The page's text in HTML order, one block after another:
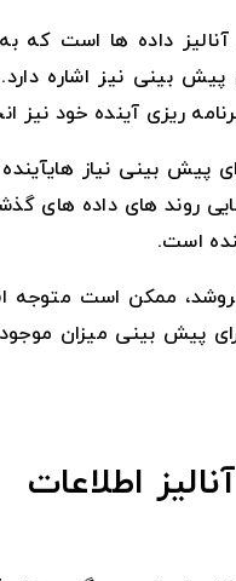
داده ها است که
بینی نیز اشاره
ریزی آینده خود نیز
پیش بینی نیاز
روند های داده های
است.
ممکن است متوجه
پیش بینی میزان
اطلاعات